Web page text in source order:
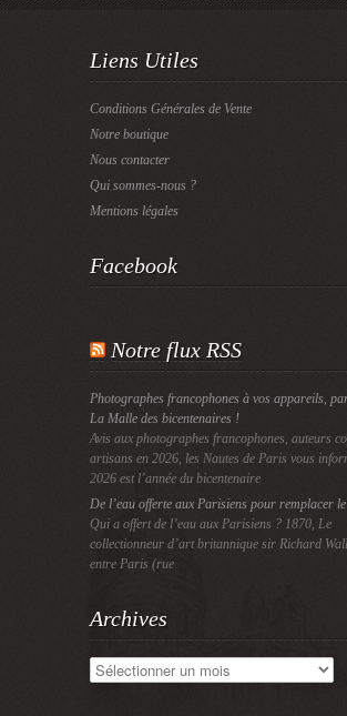
Liens Utiles
Conditions Générales de Vente
Notre boutique
Nous contacter
Qui sommes-nous ?
Mentions légales
Facebook
Notre flux RSS
Photographes francophones à vos appareils,
La Malle des bicentenaires !
Avis aux photographes francophones, auteurs
artisans en 2026, les Nautes de Paris vous
2026 est l’année du bicentenaire
De l’eau offerte aux Parisiens pour remplacer
Qui a offert de l’eau aux Parisiens ? 1870, Le
collectionneur d’art britannique sir Richard
entre Paris (rue
Archives
Archives